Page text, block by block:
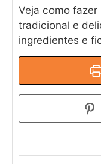
Veja como
tradicional e
ingredientes e